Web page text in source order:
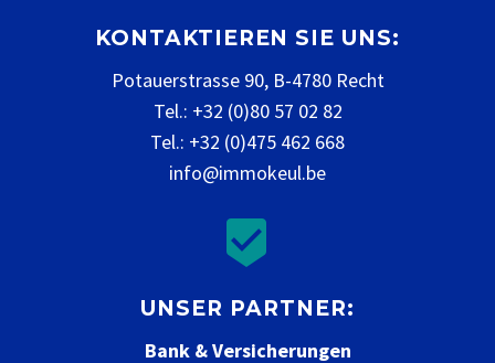
KONTAKTIEREN SIE UNS:
Potauerstrasse 90, B-4780 Recht
Tel.: +32 (0)80 57 02 82
Tel.: +32 (0)475 462 668
info@immokeul.be


UNSER PARTNER:
Bank & Versicherungen